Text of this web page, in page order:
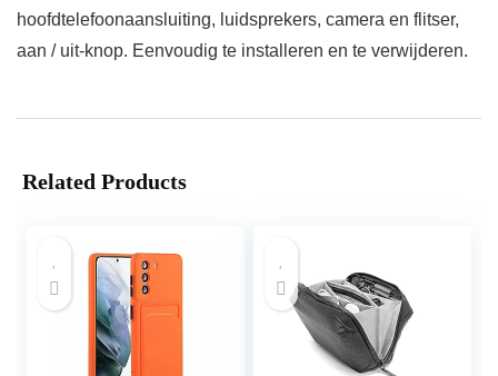
hoofdtelefoonaansluiting, luidsprekers, camera en flitser,
aan / uit-knop. Eenvoudig te installeren en te verwijderen.
Related Products